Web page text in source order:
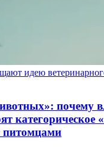
идею
почему
категорическое
питомцами